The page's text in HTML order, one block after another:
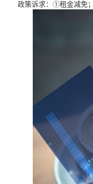
政策诉求： ①租金减免